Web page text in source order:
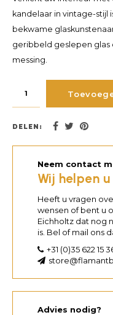
kandelaar in vintage-
bekwame
geribbeld geslepen glas
messing.
DELEN:
Neem contact
Wij helpen
Heeft u vragen
wensen of bent u
Eichholtz dat nog
is. Bel of mail ons
+31 (0)35 622 15
Advies nodig?